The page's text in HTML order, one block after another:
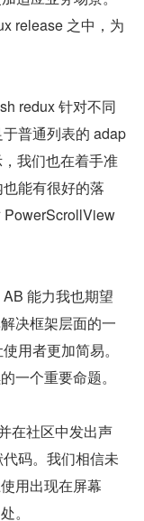
release 之中，为
redux 针对不同
普通列表的 adap
我们也在着手准
能有很好的落
PowerScrollView
能力我也期望
决框架层面的一
用者更加简易。
一个重要命题。
在社区中发出声
码。我们相信未
用出现在屏幕
。